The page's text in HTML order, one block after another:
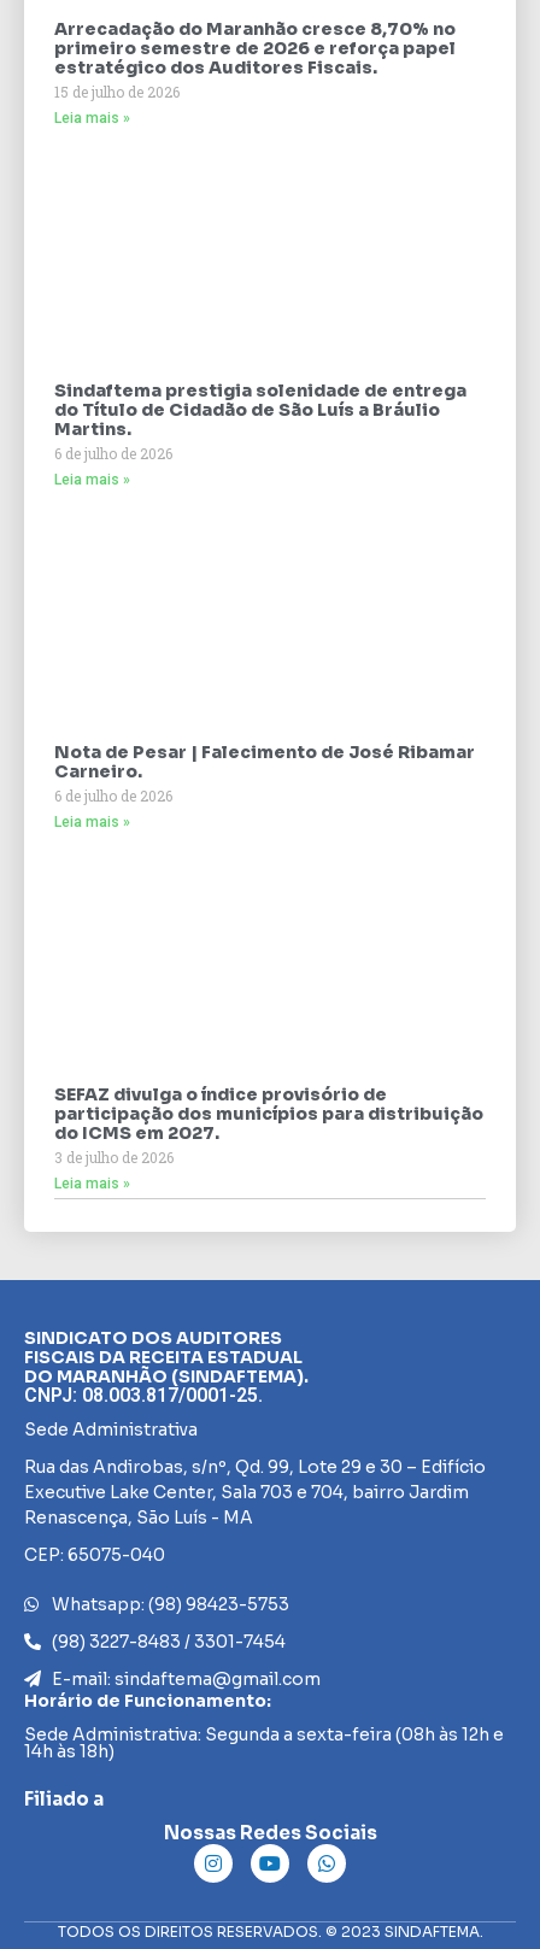
Arrecadação do Maranhão cresce 8,70% no
primeiro semestre de 2026 e reforça papel
estratégico dos Auditores Fiscais.
15 de julho de 2026
Leia mais »
Sindaftema prestigia solenidade de entrega
do Título de Cidadão de São Luís a Bráulio
Martins.
6 de julho de 2026
Leia mais »
Nota de Pesar | Falecimento de José Ribamar
Carneiro.
6 de julho de 2026
Leia mais »
SEFAZ divulga o índice provisório de
participação dos municípios para distribuição
do ICMS em 2027.
3 de julho de 2026
Leia mais »
SINDICATO DOS AUDITORES
FISCAIS DA RECEITA ESTADUAL
DO MARANHÃO (SINDAFTEMA).
CNPJ: 08.003.817/0001-25.
Sede Administrativa
Rua das Andirobas, s/nº, Qd. 99, Lote 29 e 30 – Edifício
Executive Lake Center, Sala 703 e 704, bairro Jardim
Renascença, São Luís - MA
CEP: 65075-040
Whatsapp: (98) 98423-5753
(98) 3227-8483 / 3301-7454
E-mail: sindaftema@gmail.com
Horário de Funcionamento:
Sede Administrativa: Segunda a sexta-feira (08h às 12h e
14h às 18h)
Filiado a
Nossas Redes Sociais
TODOS OS DIREITOS RESERVADOS. © 2023 SINDAFTEMA.